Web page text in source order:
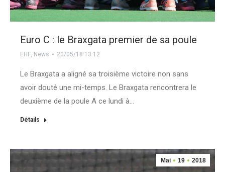
Euro C : le Braxgata premier de sa poule
EHF, News 20/05/18 13:12
Le Braxgata a aligné sa troisième victoire non sans
avoir douté une mi-temps. Le Braxgata rencontrera le
deuxième de la poule A ce lundi à…
Détails
Mai 19 2018